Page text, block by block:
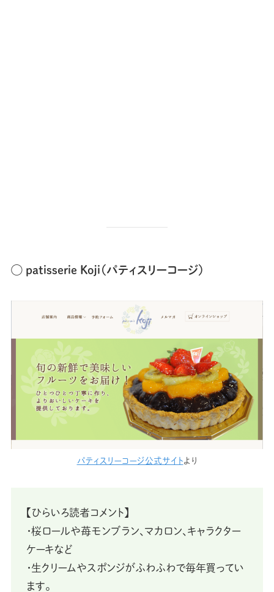
◯ patisserie Koji（パティスリーコージ）
パティスリーコージ公式サイトより
【ひらいろ読者コメント】
・桜ロールや苺モンブラン、マカロン、キャラクター
ケーキなど
・生クリームやスポンジがふわふわで毎年買ってい
ます。